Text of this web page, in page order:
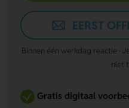
EERST
Binnen één werkdag reactie ·
niet
Gratis digitaal